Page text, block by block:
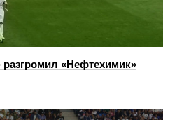
«Нефтехимик»